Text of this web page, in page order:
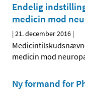
Endelig
medicin mod
|21. december 2016 |
medicin mod
Ny formand for